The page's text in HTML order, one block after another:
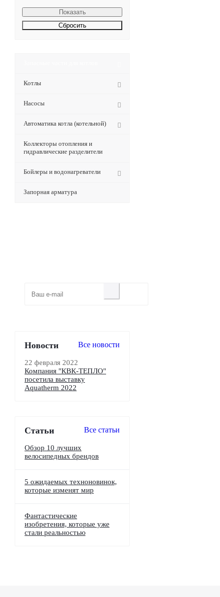
Сбросить
Котлы
Насосы
Автоматика котла (котельной)
Коллекторы отопления и
гидравлические разделители
Бойлеры и водонагреватели
Запорная арматура
Новости Все новости
22 февраля 2022
Компания "КВК-ТЕПЛО"
посетила выставку
Aquatherm 2022
Статьи Все статьи
Обзор 10 лучших
велосипедных брендов
5 ожидаемых техноновинок,
которые изменят мир
Фантастические
изобретения, которые уже
стали реальностью